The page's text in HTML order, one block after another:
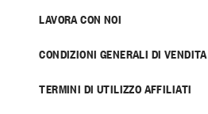
LAVORA CON NOI
CONDIZIONI GENERALI DI VENDITA
TERMINI DI UTILIZZO AFFILIATI